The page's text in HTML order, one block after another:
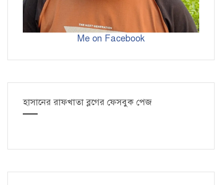
Me on Facebook
হাসানের রাফখাতা ব্লগের ফেসবুক পেজ